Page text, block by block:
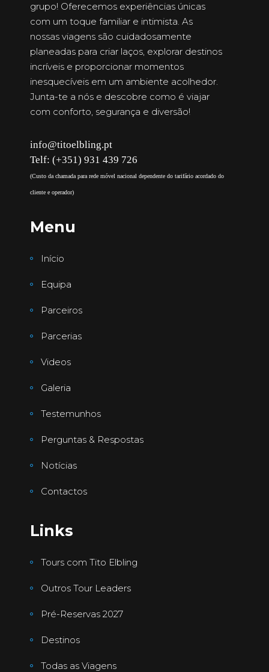
grupo! Oferecemos experiências únicas
com um toque familiar e intimista. As
nossas viagens são cuidadosamente
planeadas para criar laços, explorar destinos
incríveis e proporcionar momentos
inesquecíveis em um ambiente acolhedor.
Junta-te a nós e descobre como é viajar
com conforto, segurança e diversão!
info@titoelbling.pt
Telf: (+351) 931 439 726
(Custo da chamada para rede móvel nacional dependente do tarifário acordado do
cliente e operador)
Menu
Início
Equipa
Parceiros
Parcerias
Videos
Galeria
Testemunhos
Perguntas & Respostas
Notícias
Contactos
Links
Tours com Tito Elbling
Outros Tour Leaders
Pré-Reservas 2027
Destinos
Todas as Viagens